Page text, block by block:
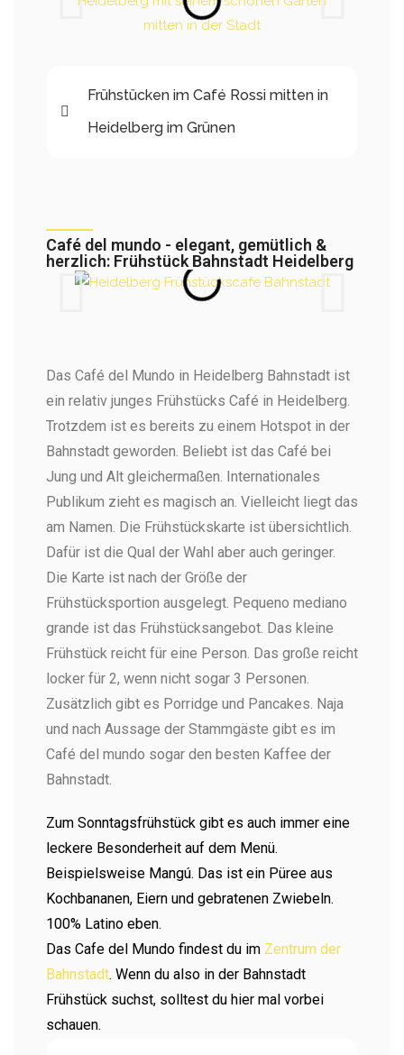
Frühstücken im Café Rossi mitten in
Heidelberg im Grünen
Café del mundo - elegant, gemütlich &
herzlich: Frühstück Bahnstadt Heidelberg
Das Café del Mundo in Heidelberg Bahnstadt ist
ein relativ junges Frühstücks Café in Heidelberg.
Trotzdem ist es bereits zu einem Hotspot in der
Bahnstadt geworden. Beliebt ist das Café bei
Jung und Alt gleichermaßen. Internationales
Publikum zieht es magisch an. Vielleicht liegt das
am Namen. Die Frühstückskarte ist übersichtlich.
Dafür ist die Qual der Wahl aber auch geringer.
Die Karte ist nach der Größe der
Frühstücksportion ausgelegt. Pequeno mediano
grande ist das Frühstücksangebot. Das kleine
Frühstück reicht für eine Person. Das große reicht
locker für 2, wenn nicht sogar 3 Personen.
Zusätzlich gibt es Porridge und Pancakes. Naja
und nach Aussage der Stammgäste gibt es im
Café del mundo sogar den besten Kaffee der
Bahnstadt.
Zum Sonntagsfrühstück gibt es auch immer eine
leckere Besonderheit auf dem Menü.
Beispielsweise Mangú. Das ist ein Püree aus
Kochbananen, Eiern und gebratenen Zwiebeln.
100% Latino eben.
Das Cafe del Mundo findest du im Zentrum der
Bahnstadt. Wenn du also in der Bahnstadt
Frühstück suchst, solltest du hier mal vorbei
schauen.